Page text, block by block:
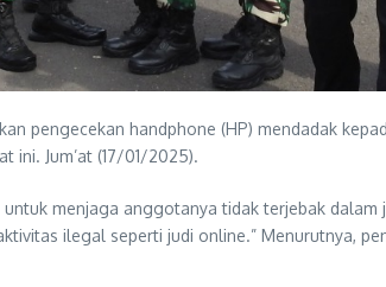
pengecekan handphone (HP) mendadak
ini. Jum’at (17/01/2025).
menjaga anggotanya tidak terjebak
ilegal seperti judi online.” Menurutnya,